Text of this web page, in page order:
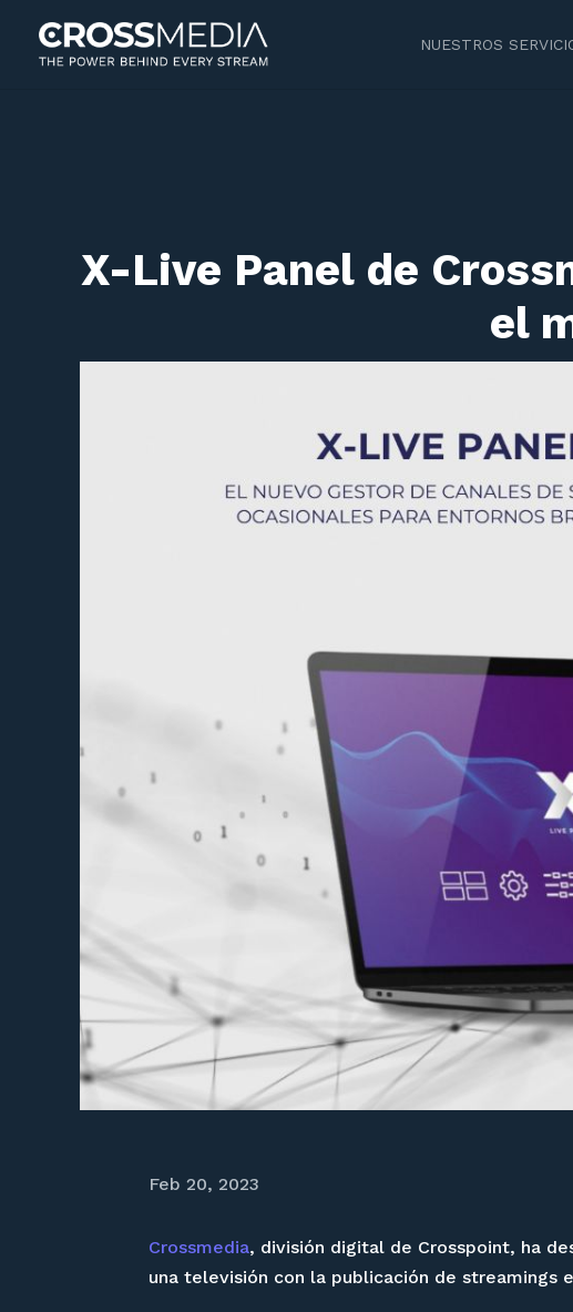
NUESTROS
X-Live Panel de
el
Feb 20, 2023
Crossmedia, división digital de Crosspoint, ha
una televisión con la publicación de